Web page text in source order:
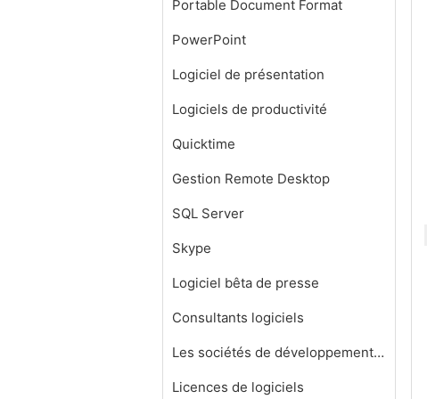
Portable Document Format
PowerPoint
Logiciel de présentation
Logiciels de productivité
Quicktime
Gestion Remote Desktop
SQL Server
Skype
Logiciel bêta de presse
Consultants logiciels
Les sociétés de développement de logiciels
Licences de logiciels